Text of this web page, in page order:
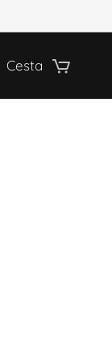
Cesta